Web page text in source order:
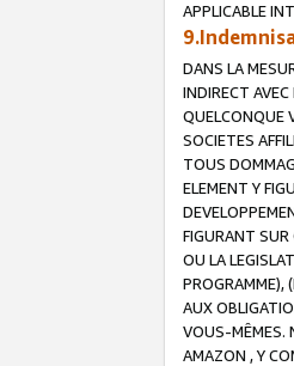
APPLICABLE
DANS LA
INDIRECT
QUELCONQUE
SOCIETES
TOUS
ELEMENT Y
FIGURANT
OU LA
PROGRAMME),
AUX
VOUS-MÊMES.
AMAZON , Y